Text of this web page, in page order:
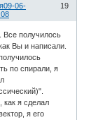
19
09-06-
Все получилось
Вы и написали.
по спирали, я
как я сделал
я его